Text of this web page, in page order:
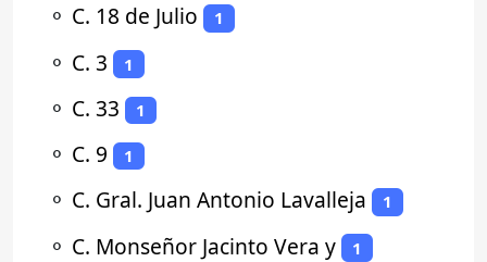
⚬ C. 18 de Julio 1
⚬ C. 3 1
⚬ C. 33 1
⚬ C. 9 1
⚬ C. Gral. Juan Antonio Lavalleja 1
⚬ C. Monseñor Jacinto Vera y 1